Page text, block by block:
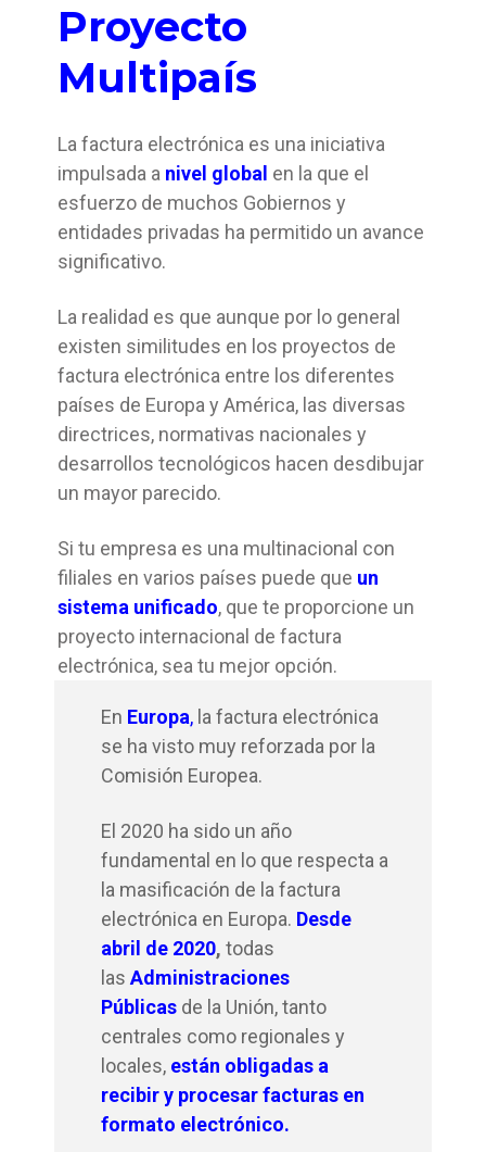
Proyecto
Multipaís
La factura electrónica es una iniciativa
impulsada a nivel global en la que el
esfuerzo de muchos Gobiernos y
entidades privadas ha permitido un avance
significativo.
La realidad es que aunque por lo general
existen similitudes en los proyectos de
factura electrónica entre los diferentes
países de Europa y América, las diversas
directrices, normativas nacionales y
desarrollos tecnológicos hacen desdibujar
un mayor parecido.
Si tu empresa es una multinacional con
filiales en varios países puede que un
sistema unificado, que te proporcione un
proyecto internacional de factura
electrónica, sea tu mejor opción.
En Europa, la factura electrónica
se ha visto muy reforzada por la
Comisión Europea.
El 2020 ha sido un año
fundamental en lo que respecta a
la masificación de la factura
electrónica en Europa. Desde
abril de 2020, todas
las Administraciones
Públicas de la Unión, tanto
centrales como regionales y
locales, están obligadas a
recibir y procesar facturas en
formato electrónico.